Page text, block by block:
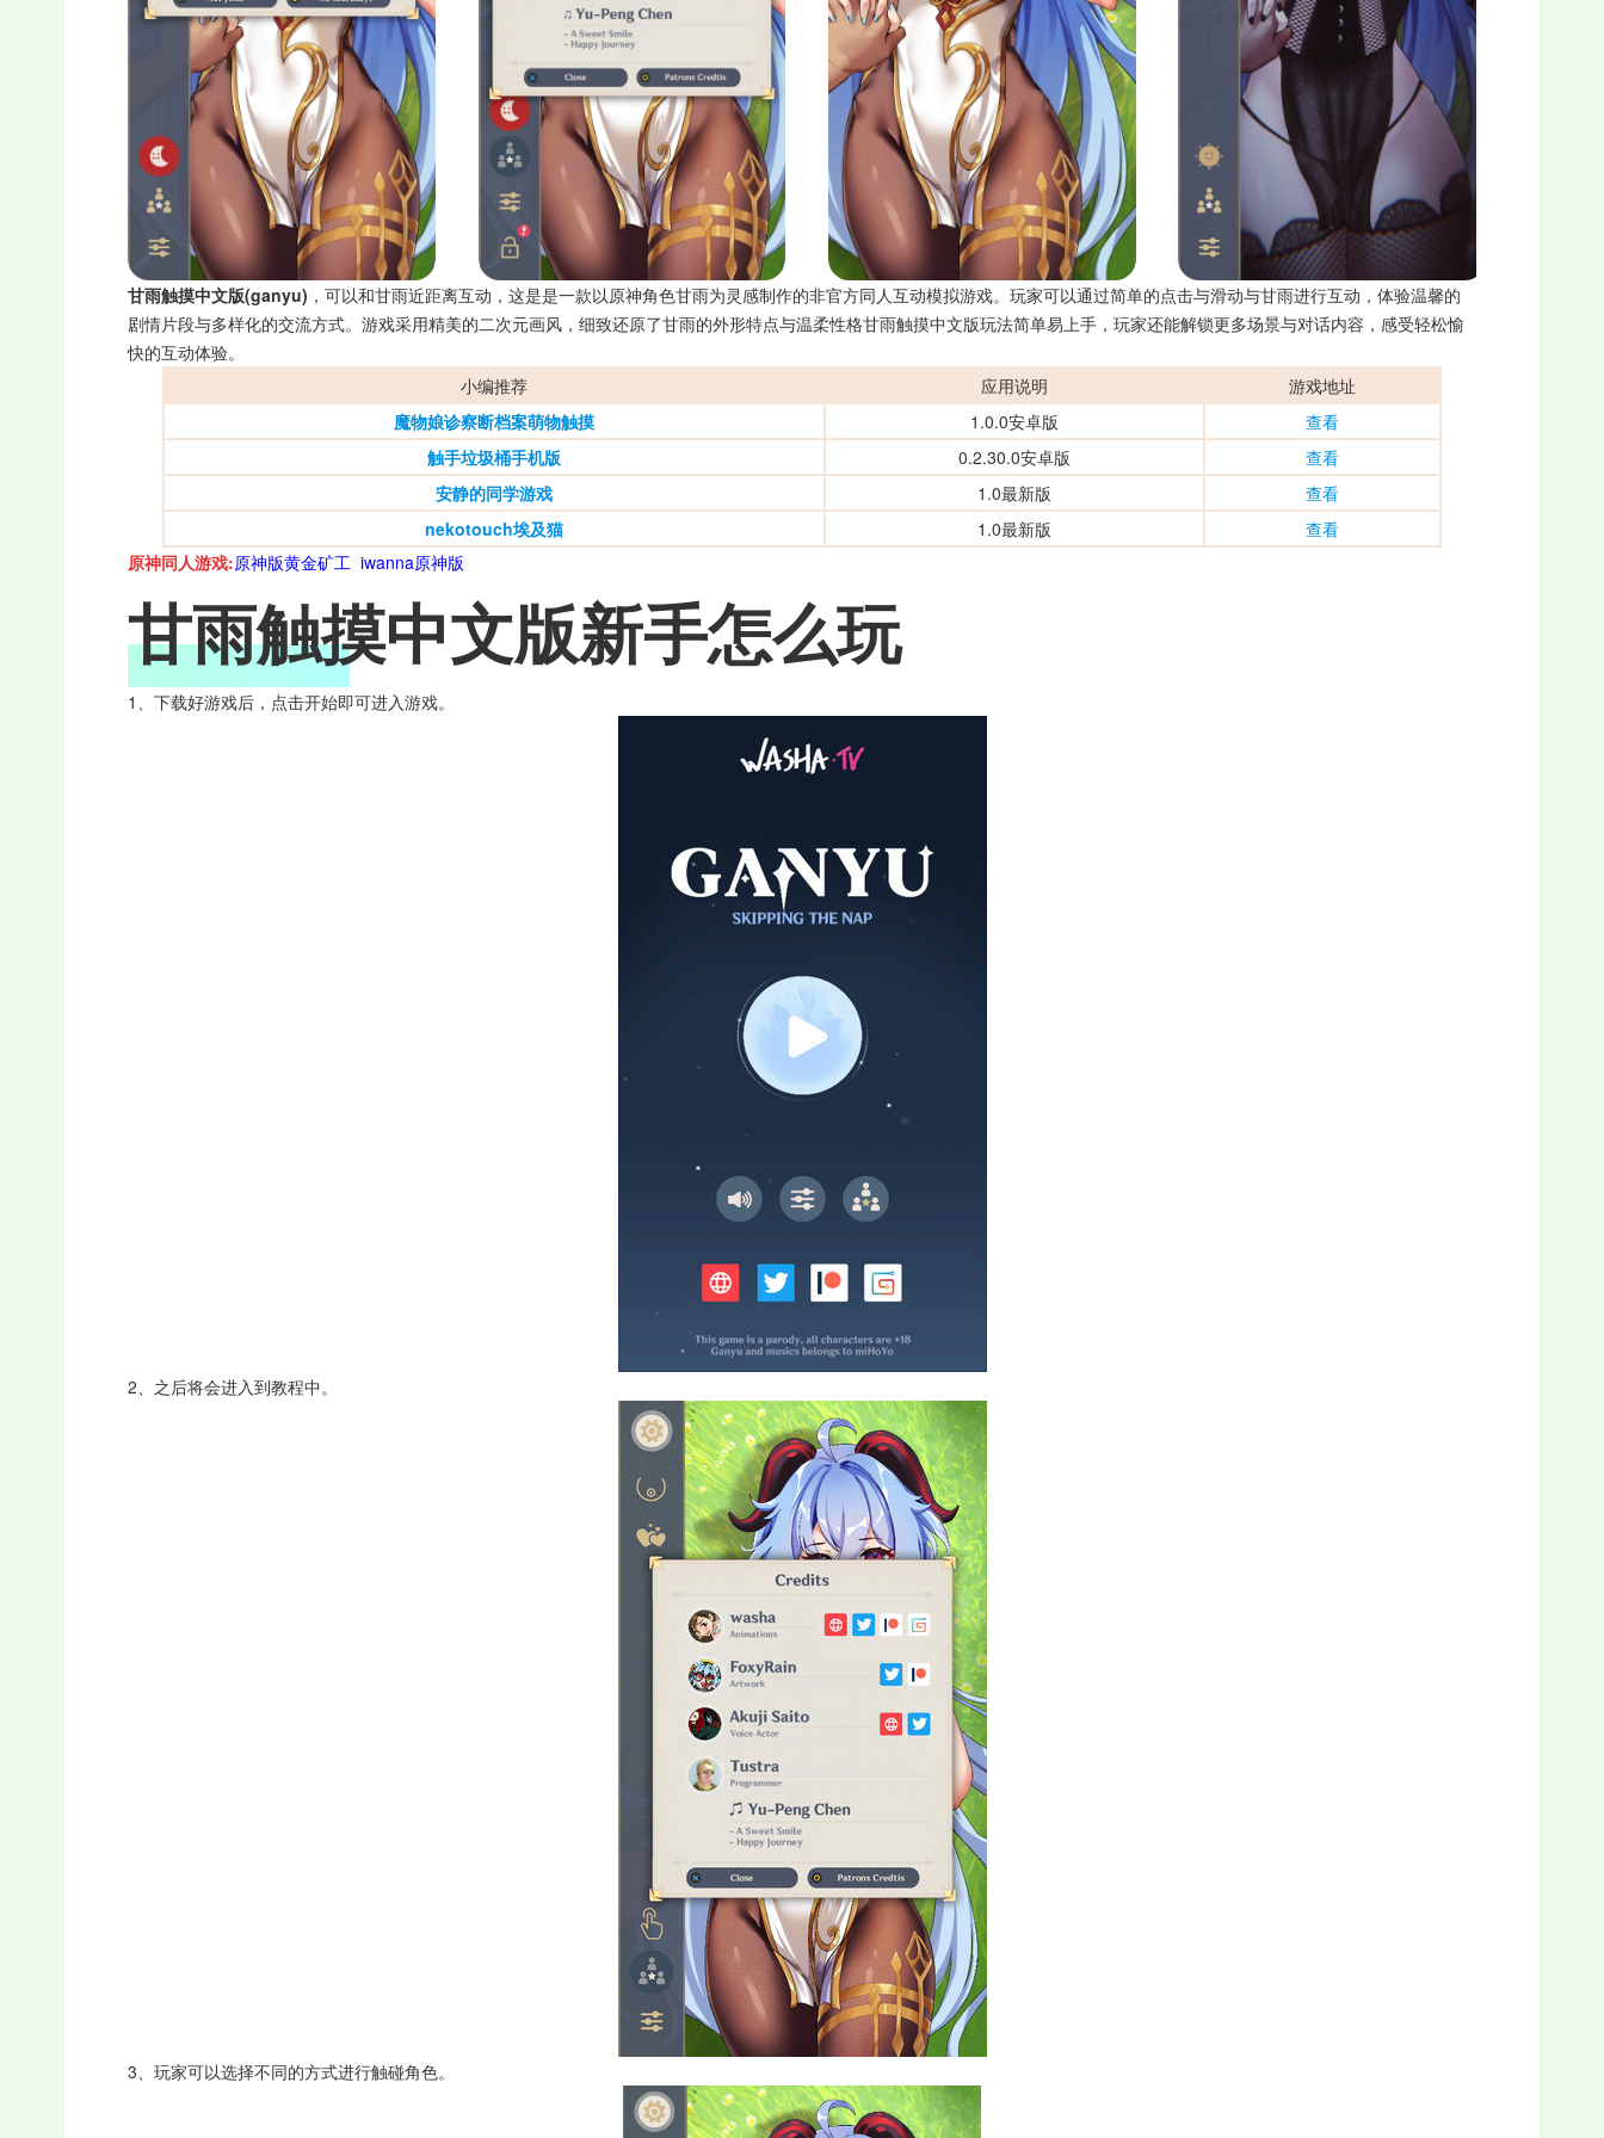
甘雨触摸中文版(ganyu) ，可以和甘雨近距离互动，这是是一款以原神角色甘雨为灵感制作的非官方同人互动模拟游戏。玩家可以通过简单的点击与滑动与甘雨进行互动，体验温馨的
剧情片段与多样化的交流方式。游戏采用精美的二次元画风，细致还原了甘雨的外形特点与温柔性格甘雨触摸中文版玩法简单易上手，玩家还能解锁更多场景与对话内容，感受轻松愉
快的互动体验。
小编推荐
应用说明
游戏地址
魔物娘诊察断档案萌物触摸
1.0.0安卓版
查看
触手垃圾桶手机版
0.2.30.0安卓版
查看
安静的同学游戏
1.0最新版
查看
nekotouch埃及猫
1.0最新版
查看
原神同人游戏:原神版黄金矿工 iwanna原神版
甘雨触摸中文版新手怎么玩
1、下载好游戏后，点击开始即可进入游戏。
2、之后将会进入到教程中。
3、玩家可以选择不同的方式进行触碰角色。